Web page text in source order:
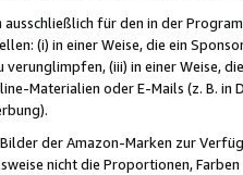
für den in der
(i) in einer Weise, die ein
(iii) in einer Weise,
Materialien oder E-Mails (z. B. in
der Amazon-Marken zur
nicht die Proportionen,